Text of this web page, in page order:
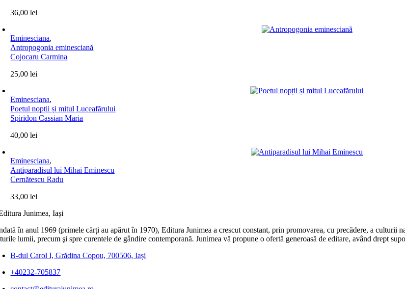
36,00lei
Eminesciana,
Antropogonia eminesciană
Cojocaru Carmina
25,00lei
Eminesciana,
Poetul nopții și mitul Luceafărului
Spiridon Cassian Maria
40,00lei
Eminesciana,
Antiparadisul lui Mihai Eminescu
Cernătescu Radu
33,00lei
în anul 1969 (primele cărți au apărut în 1970), Editura Junimea a crescut constant, prin promovarea, cu precădere, a culturii
lumii, precum şi spre curentele de gândire contemporană. Junimea vă propune o ofertă generoasă de editare, având drept
B-dul Carol I, Grădina Copou, 700506, Iași
+40232-705837